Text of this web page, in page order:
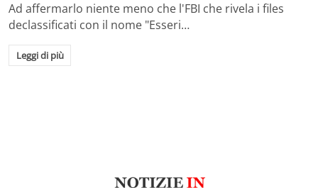
Ad affermarlo niente meno che l'FBI che rivela i files
declassificati con il nome "Esseri…
Leggi di più